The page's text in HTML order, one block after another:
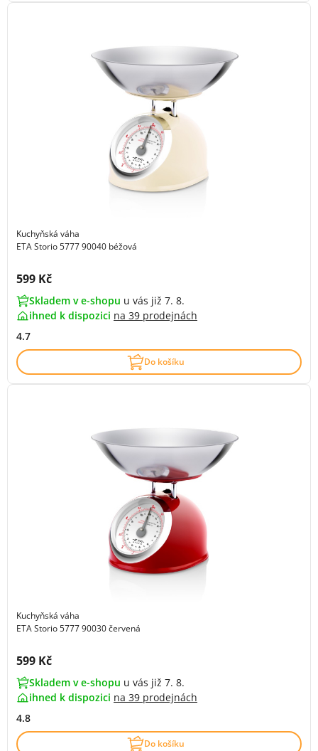
Kuchyňská váha
ETA Storio 5777 90040 béžová
Cena s DPH:
599 Kč
Skladem v e-shopu u vás již 7. 8.
ihned k dispozici na 39 prodejnách
4.7
Do košíku
Kuchyňská váha
ETA Storio 5777 90030 červená
Cena s DPH:
599 Kč
Skladem v e-shopu u vás již 7. 8.
ihned k dispozici na 39 prodejnách
4.8
Do košíku